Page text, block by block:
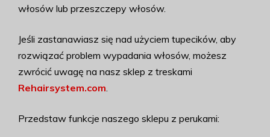
włosów lub przeszczepy włosów.
Jeśli zastanawiasz się nad użyciem tupecików, aby
rozwiązać problem wypadania włosów, możesz
zwrócić uwagę na nasz sklep z treskami
Rehairsystem.com.
Przedstaw funkcje naszego sklepu z perukami: